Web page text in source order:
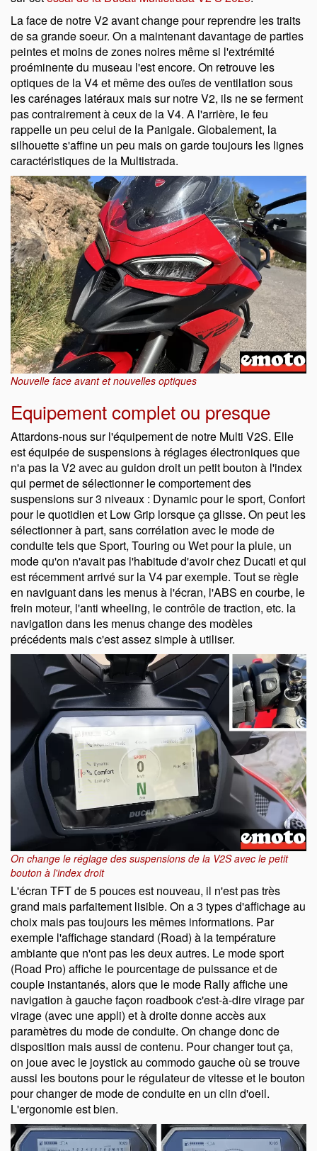
La face de notre V2 avant change pour reprendre les traits
de sa grande soeur. On a maintenant davantage de parties
peintes et moins de zones noires même si l'extrémité
proéminente du museau l'est encore. On retrouve les
optiques de la V4 et même des ouïes de ventilation sous
les carénages latéraux mais sur notre V2, ils ne se ferment
pas contrairement à ceux de la V4. A l'arrière, le feu
rappelle un peu celui de la Panigale. Globalement, la
silhouette s'affine un peu mais on garde toujours les lignes
caractéristiques de la Multistrada.
Nouvelle face avant et nouvelles optiques
Equipement complet ou presque
Attardons-nous sur l'équipement de notre Multi V2S. Elle
est équipée de suspensions à réglages électroniques que
n'a pas la V2 avec au guidon droit un petit bouton à l'index
qui permet de sélectionner le comportement des
suspensions sur 3 niveaux : Dynamic pour le sport, Confort
pour le quotidien et Low Grip lorsque ça glisse. On peut les
sélectionner à part, sans corrélation avec le mode de
conduite tels que Sport, Touring ou Wet pour la pluie, un
mode qu'on n'avait pas l'habitude d'avoir chez Ducati et qui
est récemment arrivé sur la V4 par exemple. Tout se règle
en naviguant dans les menus à l'écran, l'ABS en courbe, le
frein moteur, l'anti wheeling, le contrôle de traction, etc. la
navigation dans les menus change des modèles
précédents mais c'est assez simple à utiliser.
On change le réglage des suspensions de la V2S avec le petit
bouton à l'index droit
L'écran TFT de 5 pouces est nouveau, il n'est pas très
grand mais parfaitement lisible. On a 3 types d'affichage au
choix mais pas toujours les mêmes informations. Par
exemple l'affichage standard (Road) à la température
ambiante que n'ont pas les deux autres. Le mode sport
(Road Pro) affiche le pourcentage de puissance et de
couple instantanés, alors que le mode Rally affiche une
navigation à gauche façon roadbook c'est-à-dire virage par
virage (avec une appli) et à droite donne accès aux
paramètres du mode de conduite. On change donc de
disposition mais aussi de contenu. Pour changer tout ça,
on joue avec le joystick au commodo gauche où se trouve
aussi les boutons pour le régulateur de vitesse et le bouton
pour changer de mode de conduite en un clin d'oeil.
L'ergonomie est bien.